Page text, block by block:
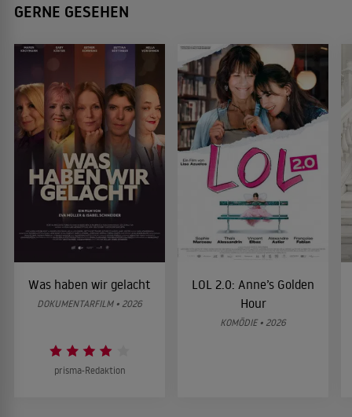
GERNE GESEHEN
Was haben wir gelacht
DOKUMENTARFILM • 2026
prisma-Redaktion
LOL 2.0: Anne’s Golden
Hour
KOMÖDIE • 2026